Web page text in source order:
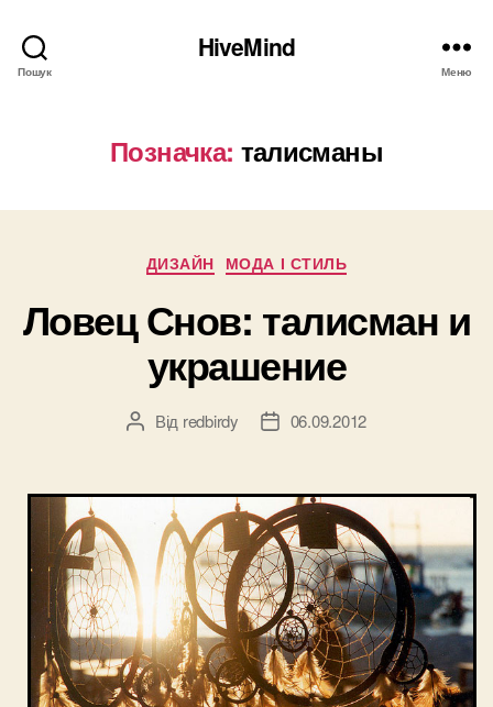
Пошук
HiveMind
Меню
Позначка: талисманы
Категорії
ДИЗАЙН МОДА І СТИЛЬ
Ловец Снов: талисман и
украшение
Автор
Від redbirdy
Дата06.09.2012